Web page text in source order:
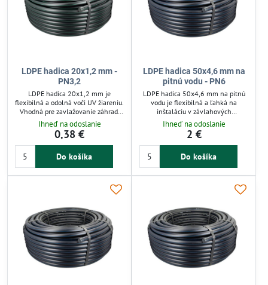
LDPE hadica 20x1,2 mm -
PN3,2
LDPE hadica 20x1,2 mm je
flexibilná a odolná voči UV žiareniu.
Vhodná pre zavlažovanie záhrad,
polí aj skleníkov, ideálna na
kvapkovú závlahu. Má nízku
hmotnosť a zvláda tlak do 3 barov.
Zaručuje jednoduchú manipuláciu a
dlhú životnosť v závlahových
Ihneď na odoslanie
0,38 €
Do košíka
LDPE hadica 50x4,6 mm na
pitnú vodu - PN6
LDPE hadica 50x4,6 mm na pitnú
vodu je flexibilná a ľahká na
inštaláciu v závlahových
systémoch. Odolná voči UV žiareniu
a chemikáliám, zabezpečuje dlhú
životnosť a spoľahlivý rozvod vody
v záhrade, skleníku či na poli.
Vhodná pre kvapkovú závlahu a
Ihneď na odoslanie
2 €
Do košíka